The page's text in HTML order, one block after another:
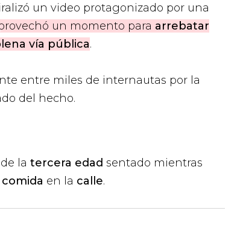
un video protagonizado por una
un momento para arrebatar
vía pública.
entre miles de internautas por la
del hecho.
la tercera edad sentado mientras
en la calle.